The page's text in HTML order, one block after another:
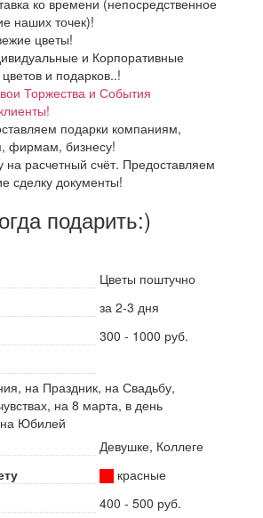
ко времени (непосредственное
наших точек)!
цветы!
и Корпоративные
и подарков..!
Торжества и События
подарки компаниям,
фирмам, бизнесу!
на расчетный счёт. Предоставляем
сделку документы!
подарить:)
Цветы поштучно
за 2-3 дня
300 - 1000 руб.
на Праздник, на Свадьбу,
на 8 марта, в день
Юбилей
Девушке, Коллеге
красные
400 - 500 руб.